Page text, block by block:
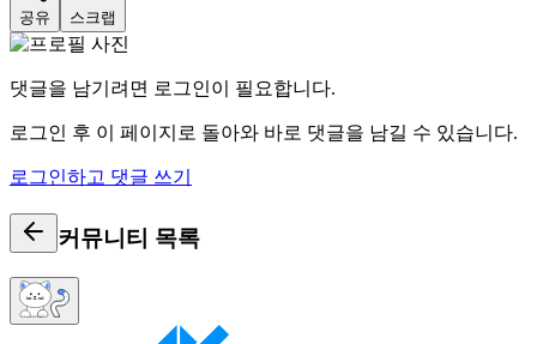
공유 스크랩
댓글을 남기려면 로그인이 필요합니다.
로그인 후 이 페이지로 돌아와 바로 댓글을 남길 수 있습니다.
로그인하고 댓글 쓰기
커뮤니티 목록